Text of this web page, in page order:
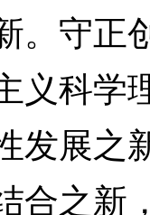
。守正
义科学
发展之
合之新